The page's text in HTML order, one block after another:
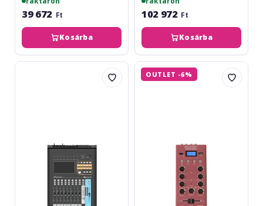
39 672 Ft
Kosárba
102 972 Ft
Kosárba
Studiomaster
Omnitronic
GNOME-
OUTLET -6%